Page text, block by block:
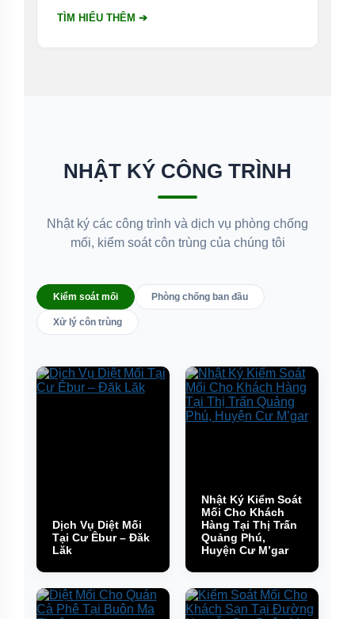
TÌM HIỂU THÊM ➔
NHẬT KÝ CÔNG TRÌNH
Nhật ký các công trình và dịch vụ phòng chống
mối, kiểm soát côn trùng của chúng tôi
Kiểm soát mối Phòng chống ban đầu
Xử lý côn trùng
Dịch Vụ Diệt Mối
Tại Cư Êbur – Đăk
Lăk
Nhật Ký Kiểm Soát
Mối Cho Khách
Hàng Tại Thị Trấn
Quảng Phú,
Huyện Cư M’gar